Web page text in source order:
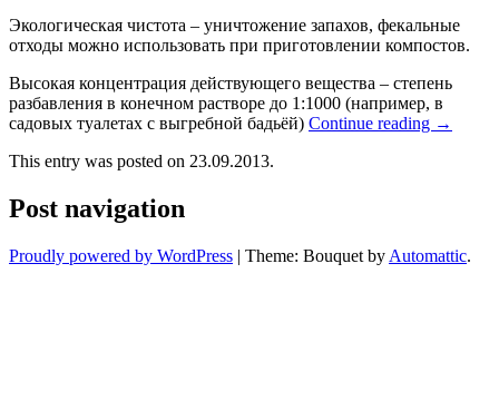
Экологическая чистота – уничтожение запахов, фекальные
отходы можно использовать при приготовлении компостов.
Высокая концентрация действующего вещества – степень
разбавления в конечном растворе до 1:1000 (например, в
садовых туалетах с выгребной бадьёй) Continue reading →
This entry was posted on 23.09.2013.
Post navigation
Proudly powered by WordPress | Theme: Bouquet by Automattic.